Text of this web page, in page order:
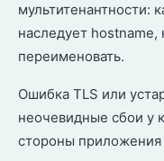
мультитенантности:
наследует
переименовать.
Ошибка TLS или
неочевидные сбои у
стороны приложения